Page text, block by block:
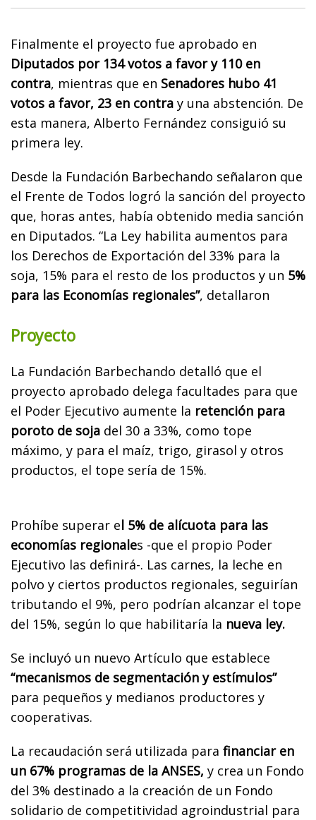
Finalmente el proyecto fue aprobado en
Diputados por 134 votos a favor y 110 en
contra, mientras que en Senadores hubo 41
votos a favor, 23 en contra y una abstención. De
esta manera, Alberto Fernández consiguió su
primera ley.
Desde la Fundación Barbechando señalaron que
el Frente de Todos logró la sanción del proyecto
que, horas antes, había obtenido media sanción
en Diputados. “La Ley habilita aumentos para
los Derechos de Exportación del 33% para la
soja, 15% para el resto de los productos y un 5%
para las Economías regionales”, detallaron
Proyecto
La Fundación Barbechando detalló que el
proyecto aprobado delega facultades para que
el Poder Ejecutivo aumente la retención para
poroto de soja del 30 a 33%, como tope
máximo, y para el maíz, trigo, girasol y otros
productos, el tope sería de 15%.
Prohíbe superar el 5% de alícuota para las
economías regionales -que el propio Poder
Ejecutivo las definirá-. Las carnes, la leche en
polvo y ciertos productos regionales, seguirían
tributando el 9%, pero podrían alcanzar el tope
del 15%, según lo que habilitaría la nueva ley.
Se incluyó un nuevo Artículo que establece
“mecanismos de segmentación y estímulos”
para pequeños y medianos productores y
cooperativas.
La recaudación será utilizada para financiar en
un 67% programas de la ANSES, y crea un Fondo
del 3% destinado a la creación de un Fondo
solidario de competitividad agroindustrial para